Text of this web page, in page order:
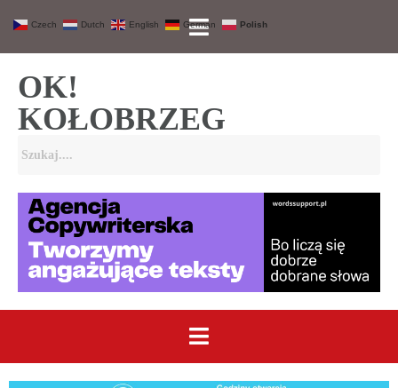
OK!
KOŁOBRZEG
Czech Dutch English German Polish